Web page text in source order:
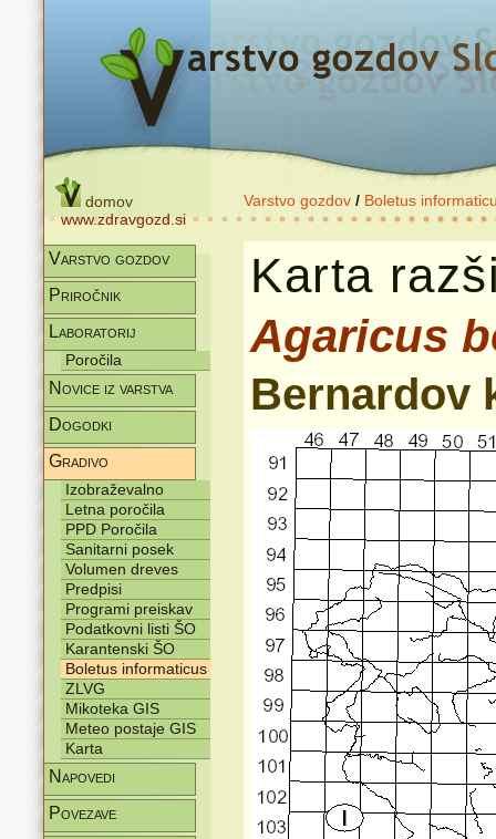
domov
www.zdravgozd.si
Varstvo gozdov / Boletus
Varstvo gozdov
Priročnik
Laboratorij
Poročila
Novice iz varstva
Dogodki
Gradivo
Izobraževalno
Letna poročila
PPD Poročila
Sanitarni posek
Volumen dreves
Predpisi
Programi preiskav
Podatkovni listi ŠO
Karantenski ŠO
Boletus informaticus
ZLVG
Mikoteka GIS
Meteo postaje GIS
Karta
Napovedi
Povezave
Karta
Agaricus
Bernardov